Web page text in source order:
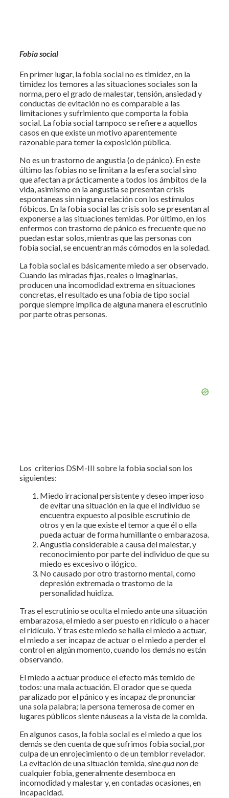
Fobia social
En primer lugar, la fobia social no es timidez, en la
timidez los temores a las situaciones sociales son la
norma, pero el grado de malestar, tensión, ansiedad y
conductas de evitación no es comparable a las
limitaciones y sufrimiento que comporta la fobia
social. La fobia social tampoco se refiere a aquellos
casos en que existe un motivo aparentemente
razonable para temer la exposición pública.
No es un trastorno de angustia (o de pánico). En este
último las fobias no se limitan a la esfera social sino
que afectan a prácticamente a todos los ámbitos de la
vida, asimismo en la angustia se presentan crisis
espontaneas sin ninguna relación con los estímulos
fóbicos. En la fobia social las crisis solo se presentan al
exponerse a las situaciones temidas. Por último, en los
enfermos con trastorno de pánico es frecuente que no
puedan estar solos, mientras que las personas con
fobia social, se encuentran más cómodos en la soledad.
La fobia social es básicamente miedo a ser observado.
Cuando las miradas fijas, reales o imaginarias,
producen una incomodidad extrema en situaciones
concretas, el resultado es una fobia de tipo social
porque siempre implica de alguna manera el escrutinio
por parte otras personas.
Los criterios DSM-III sobre la fobia social son los
siguientes:
Miedo irracional persistente y deseo imperioso
de evitar una situación en la que el individuo se
encuentra expuesto al posible escrutinio de
otros y en la que existe el temor a que él o ella
pueda actuar de forma humillante o embarazosa.
Angustia considerable a causa del malestar, y
reconocimiento por parte del individuo de que su
miedo es excesivo o ilógico.
No causado por otro trastorno mental, como
depresión extremada o trastorno de la
personalidad huidiza.
Tras el escrutinio se oculta el miedo ante una situación
embarazosa, el miedo a ser puesto en ridículo o a hacer
el ridículo. Y tras este miedo se halla el miedo a actuar,
el miedo a ser incapaz de actuar o el miedo a perder el
control en algún momento, cuando los demás no están
observando.
El miedo a actuar produce el efecto más temido de
todos: una mala actuación. El orador que se queda
paralizado por el pánico y es incapaz de pronunciar
una sola palabra; la persona temerosa de comer en
lugares públicos siente náuseas a la vista de la comida.
En algunos casos, la fobia social es el miedo a que los
demás se den cuenta de que sufrimos fobia social, por
culpa de un enrojecimiento o de un temblor revelador.
La evitación de una situación temida,sine qua nonde
cualquier fobia, generalmente desemboca en
incomodidad y malestar y, en contadas ocasiones, en
incapacidad.